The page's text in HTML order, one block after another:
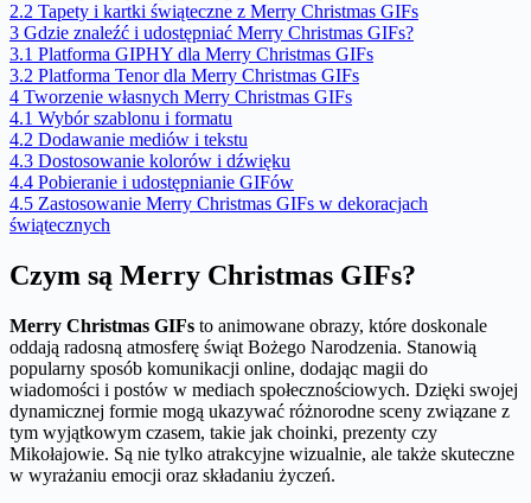
2.2 Tapety i kartki świąteczne z Merry Christmas GIFs
3 Gdzie znaleźć i udostępniać Merry Christmas GIFs?
3.1 Platforma GIPHY dla Merry Christmas GIFs
3.2 Platforma Tenor dla Merry Christmas GIFs
4 Tworzenie własnych Merry Christmas GIFs
4.1 Wybór szablonu i formatu
4.2 Dodawanie mediów i tekstu
4.3 Dostosowanie kolorów i dźwięku
4.4 Pobieranie i udostępnianie GIFów
4.5 Zastosowanie Merry Christmas GIFs w dekoracjach
świątecznych
Czym są Merry Christmas GIFs?
Merry Christmas GIFs to animowane obrazy, które doskonale
oddają radosną atmosferę świąt Bożego Narodzenia. Stanowią
popularny sposób komunikacji online, dodając magii do
wiadomości i postów w mediach społecznościowych. Dzięki swojej
dynamicznej formie mogą ukazywać różnorodne sceny związane z
tym wyjątkowym czasem, takie jak choinki, prezenty czy
Mikołajowie. Są nie tylko atrakcyjne wizualnie, ale także skuteczne
w wyrażaniu emocji oraz składaniu życzeń.